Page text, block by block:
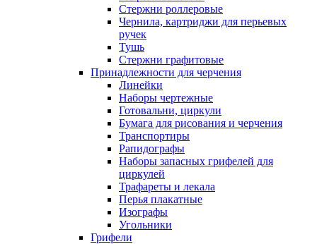
Стержни роллеровые
Чернила, картриджи для перьевых
ручек
Тушь
Стержни графитовые
Принадлежности для черчения
Линейки
Наборы чертежные
Готовальни, циркули
Бумага для рисования и черчения
Транспортиры
Рапидографы
Наборы запасных грифелей для
циркулей
Трафареты и лекала
Перья плакатные
Изографы
Угольники
Грифели